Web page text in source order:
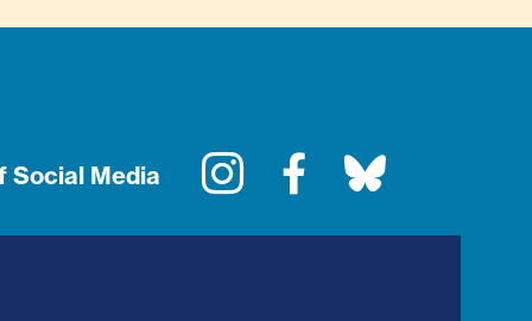
Social Media InstagramFacebook